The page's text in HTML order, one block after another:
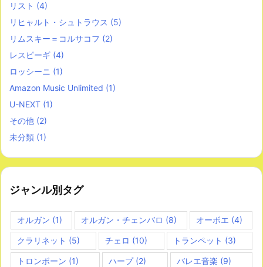
リスト (4)
リヒャルト・シュトラウス (5)
リムスキー＝コルサコフ (2)
レスピーギ (4)
ロッシーニ (1)
Amazon Music Unlimited (1)
U-NEXT (1)
その他 (2)
未分類 (1)
ジャンル別タグ
オルガン (1) オルガン・チェンバロ (8) オーボエ (4)
クラリネット (5) チェロ (10) トランペット (3)
トロンボーン (1) ハープ(2) バレエ音楽 (9)